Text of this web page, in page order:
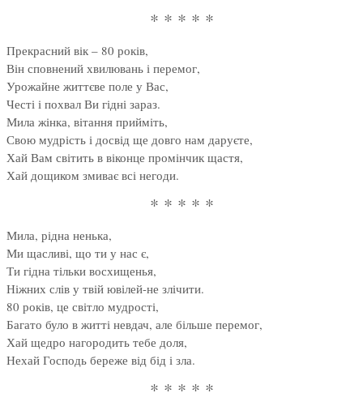
* * * * *
Прекрасний вік – 80 років,
Він сповнений хвилювань і перемог,
Урожайне життєве поле у Вас,
Честі і похвал Ви гідні зараз.
Мила жінка, вітання прийміть,
Свою мудрість і досвід ще довго нам даруєте,
Хай Вам світить в віконце промінчик щастя,
Хай дощиком змиває всі негоди.
* * * * *
Мила, рідна ненька,
Ми щасливі, що ти у нас є,
Ти гідна тільки восхищенья,
Ніжних слів у твій ювілей-не злічити.
80 років, це світло мудрості,
Багато було в житті невдач, але більше перемог,
Хай щедро нагородить тебе доля,
Нехай Господь береже від бід і зла.
* * * * *